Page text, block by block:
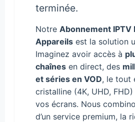
terminée.
Notre Abonnement IPTV
Appareils est la solution
Imaginez avoir accès à
chaînes en direct, des
et séries en VOD, le tout
cristalline (4K, UHD,
vos écrans. Nous
d’un service premium, la